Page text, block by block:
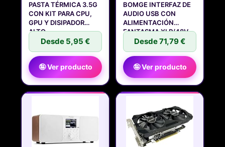
PASTA TÉRMICA 3.5G
CON KIT PARA CPU,
GPU Y DISIPADOR
ALTO
Desde 5,95 €
🤪 Ver producto
BOMGE INTERFAZ DE
AUDIO USB CON
ALIMENTACIÓN
FANTASMA XLR/48V,
Desde 71,79 €
🤪 Ver producto